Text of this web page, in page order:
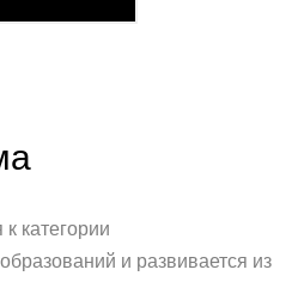
категории
и развивается из